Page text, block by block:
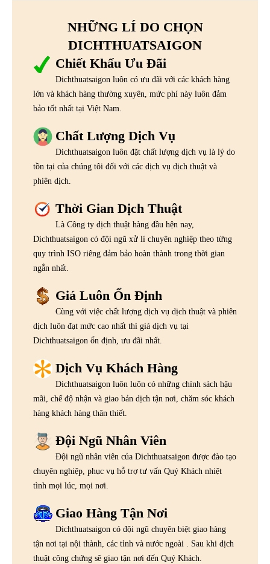
NHỮNG LÍ DO CHỌN
DICHTHUATSAIGON
Chiết Khấu Ưu Đãi
Dichthuatsaigon luôn có ưu đãi với các khách hàng
lớn và khách hàng thường xuyên, mức phí này luôn đảm
bảo tốt nhất tại Việt Nam.
Chất Lượng Dịch Vụ
Dichthuatsaigon luôn đặt chất lượng dịch vụ là lý do
tồn tại của chúng tôi đối với các dịch vụ dịch thuật và
phiên dịch.
Thời Gian Dịch Thuật
Là Công ty dịch thuật hàng đầu hện nay,
Dichthuatsaigon có đội ngũ xử lí chuyên nghiệp theo từng
quy trình ISO riêng đảm bảo hoàn thành trong thời gian
ngắn nhất.
Giá Luôn Ổn Định
Cùng với việc chất lượng dịch vụ dịch thuật và phiên
dịch luôn đạt mức cao nhất thì giá dịch vụ tại
Dichthuatsaigon ổn định, ưu đãi nhất.
Dịch Vụ Khách Hàng
Dichthuatsaigon luôn luôn có những chính sách hậu
mãi, chế độ nhận và giao bản dịch tận nơi, chăm sóc khách
hàng khách hàng thân thiết.
Đội Ngũ Nhân Viên
Đội ngũ nhân viên của Dichthuatsaigon được đào tạo
chuyên nghiệp, phục vụ hỗ trợ tư vấn Quý Khách nhiệt
tình mọi lúc, mọi nơi.
Giao Hàng Tận Nơi
Dichthuatsaigon có đội ngũ chuyên biệt giao hàng
tận nơi tại nội thành, các tỉnh và nước ngoài . Sau khi dịch
thuật công chứng sẽ giao tận nơi đến Quý Khách.